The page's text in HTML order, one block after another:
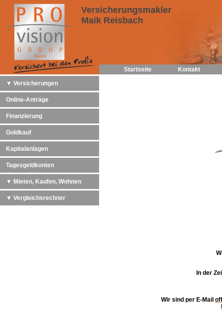
Versicherungsmakler
Maik Reisbach
Startseite
Kontakt
▼ Versicherungen
Online-Anträge
Finanzierung
Goldkauf
Kapitalanlagen
Tagesgeldkonten
▼ Mieten, Kaufen, Wohnen
▼ Vergleichsrechner
In der
Wir sind per E-Mail